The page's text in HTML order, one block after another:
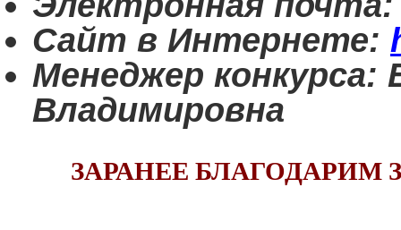
Сайт в Интернете:
Менеджер конкурса:
Владимировна
ЗАРАНЕЕ БЛАГОДАРИМ